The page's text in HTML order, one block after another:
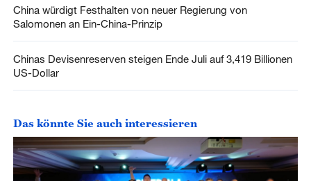
China würdigt Festhalten von neuer Regierung von
Salomonen an Ein-China-Prinzip
Chinas Devisenreserven steigen Ende Juli auf 3,419 Billionen
US-Dollar
Das könnte Sie auch interessieren